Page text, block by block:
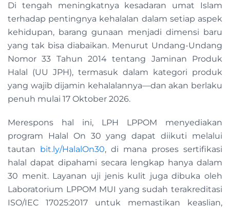
Di tengah meningkatnya kesadaran umat Islam
terhadap pentingnya kehalalan dalam setiap aspek
kehidupan, barang gunaan menjadi dimensi baru
yang tak bisa diabaikan. Menurut Undang-Undang
Nomor 33 Tahun 2014 tentang Jaminan Produk
Halal (UU JPH), termasuk dalam kategori produk
yang wajib dijamin kehalalannya—dan akan berlaku
penuh mulai 17 Oktober 2026.
Merespons hal ini, LPH LPPOM menyediakan
program Halal On 30 yang dapat diikuti melalui
tautan bit.ly/HalalOn30, di mana proses sertifikasi
halal dapat dipahami secara lengkap hanya dalam
30 menit. Layanan uji jenis kulit juga dibuka oleh
Laboratorium LPPOM MUI yang sudah terakreditasi
ISO/IEC 17025:2017 untuk memastikan keaslian,